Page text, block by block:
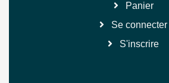
Panier
Se connecter
S'inscrire